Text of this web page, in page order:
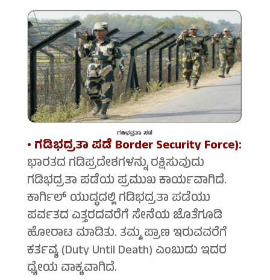
• ಗಡಿಭದ್ರತಾ ಪಡೆ Border Security Force):
ಭಾರತದ ಗಡಿಪ್ರದೇಶಗಳನ್ನು ರಕ್ಷಿಸುವುದು
ಗಡಿಭದ್ರತಾ ಪಡೆಯ ಪ್ರಮುಖ ಕಾರ್ಯವಾಗಿದೆ.
ಕಾರ್ಗಿಲ್ ಯುದ್ಧದಲ್ಲಿ ಗಡಿಭದ್ರತಾ ಪಡೆಯು
ಪರ್ವತದ ಎತ್ತರದವರೆಗೆ ಸೇನೆಯ ಜೊತೆಗೂಡಿ
ಹೋರಾಟ ಮಾಡಿತು. ತಮ್ಮ ಪ್ರಾಣ ಇರುವವರೆಗೆ
ಕರ್ತವ್ಯ (Duty Until Death) ಎಂಬುದು ಇದರ
ಧ್ಯೇಯ ವಾಕ್ಯವಾಗಿದೆ.